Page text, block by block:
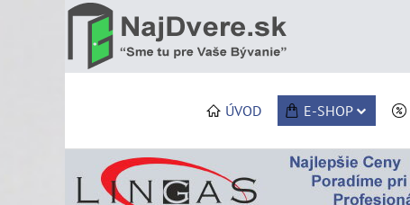
ÚVOD E-SHOP